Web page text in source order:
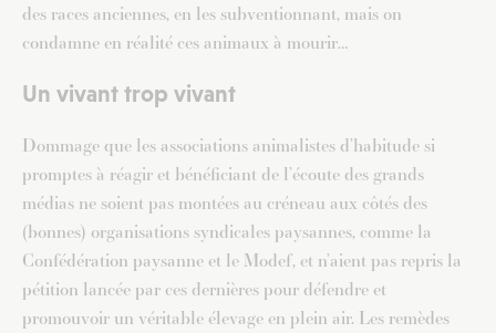
des races anciennes, en les subventionnant, mais on
condamne en réalité ces animaux à mourir…
Un vivant trop vivant
Dommage que les associations animalistes d’habitude si
promptes à réagir et bénéficiant de l’écoute des grands
médias ne soient pas montées au créneau aux côtés des
(bonnes) organisations syndicales paysannes, comme la
Confédération paysanne et le Modef, et n’aient pas repris la
pétition lancée par ces dernières pour défendre et
promouvoir un véritable élevage en plein air. Les remèdes